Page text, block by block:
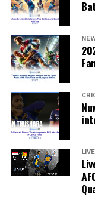
compete, the
weakened.”
LIVE